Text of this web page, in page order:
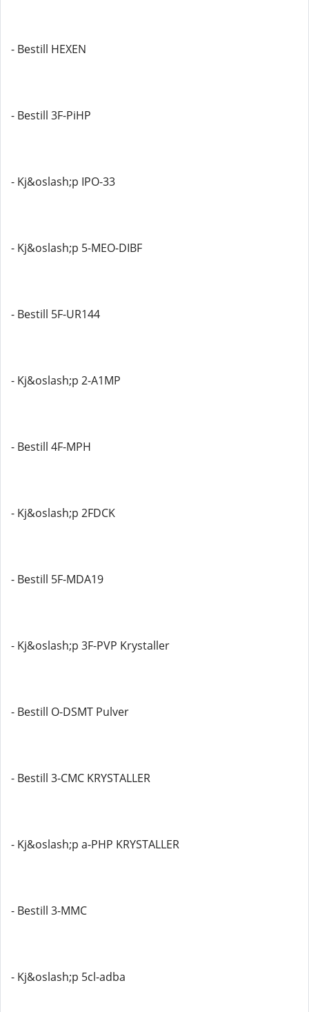
- Bestill HEXEN
- Bestill 3F-PiHP
- Kj&oslash;p IPO-33
- Kj&oslash;p 5-MEO-DIBF
- Bestill 5F-UR144
- Kj&oslash;p 2-A1MP
- Bestill 4F-MPH
- Kj&oslash;p 2FDCK
- Bestill 5F-MDA19
- Kj&oslash;p 3F-PVP Krystaller
- Bestill O-DSMT Pulver
- Bestill 3-CMC KRYSTALLER
- Kj&oslash;p a-PHP KRYSTALLER
- Bestill 3-MMC
- Kj&oslash;p 5cl-adba